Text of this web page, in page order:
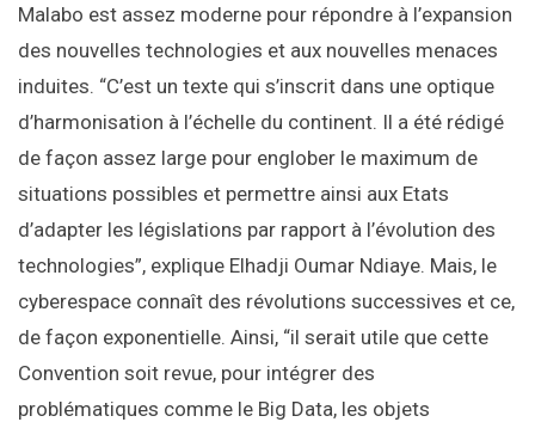
Malabo est assez moderne pour répondre à l’expansion
des nouvelles technologies et aux nouvelles menaces
induites. “C’est un texte qui s’inscrit dans une optique
d’harmonisation à l’échelle du continent. Il a été rédigé
de façon assez large pour englober le maximum de
situations possibles et permettre ainsi aux Etats
d’adapter les législations par rapport à l’évolution des
technologies”, explique Elhadji Oumar Ndiaye. Mais, le
cyberespace connaît des révolutions successives et ce,
de façon exponentielle. Ainsi, “il serait utile que cette
Convention soit revue, pour intégrer des
problématiques comme le Big Data, les objets